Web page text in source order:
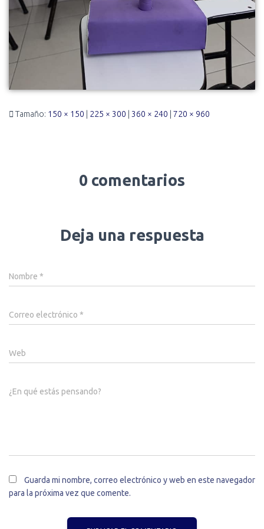
Tamaño: 150 × 150 225 × 300 360 × 240 720 × 960
0 comentarios
Deja una respuesta
Nombre *
Correo electrónico *
Web
¿En qué estás pensando?
Guarda mi nombre, correo electrónico y web en este navegador
para la próxima vez que comente.